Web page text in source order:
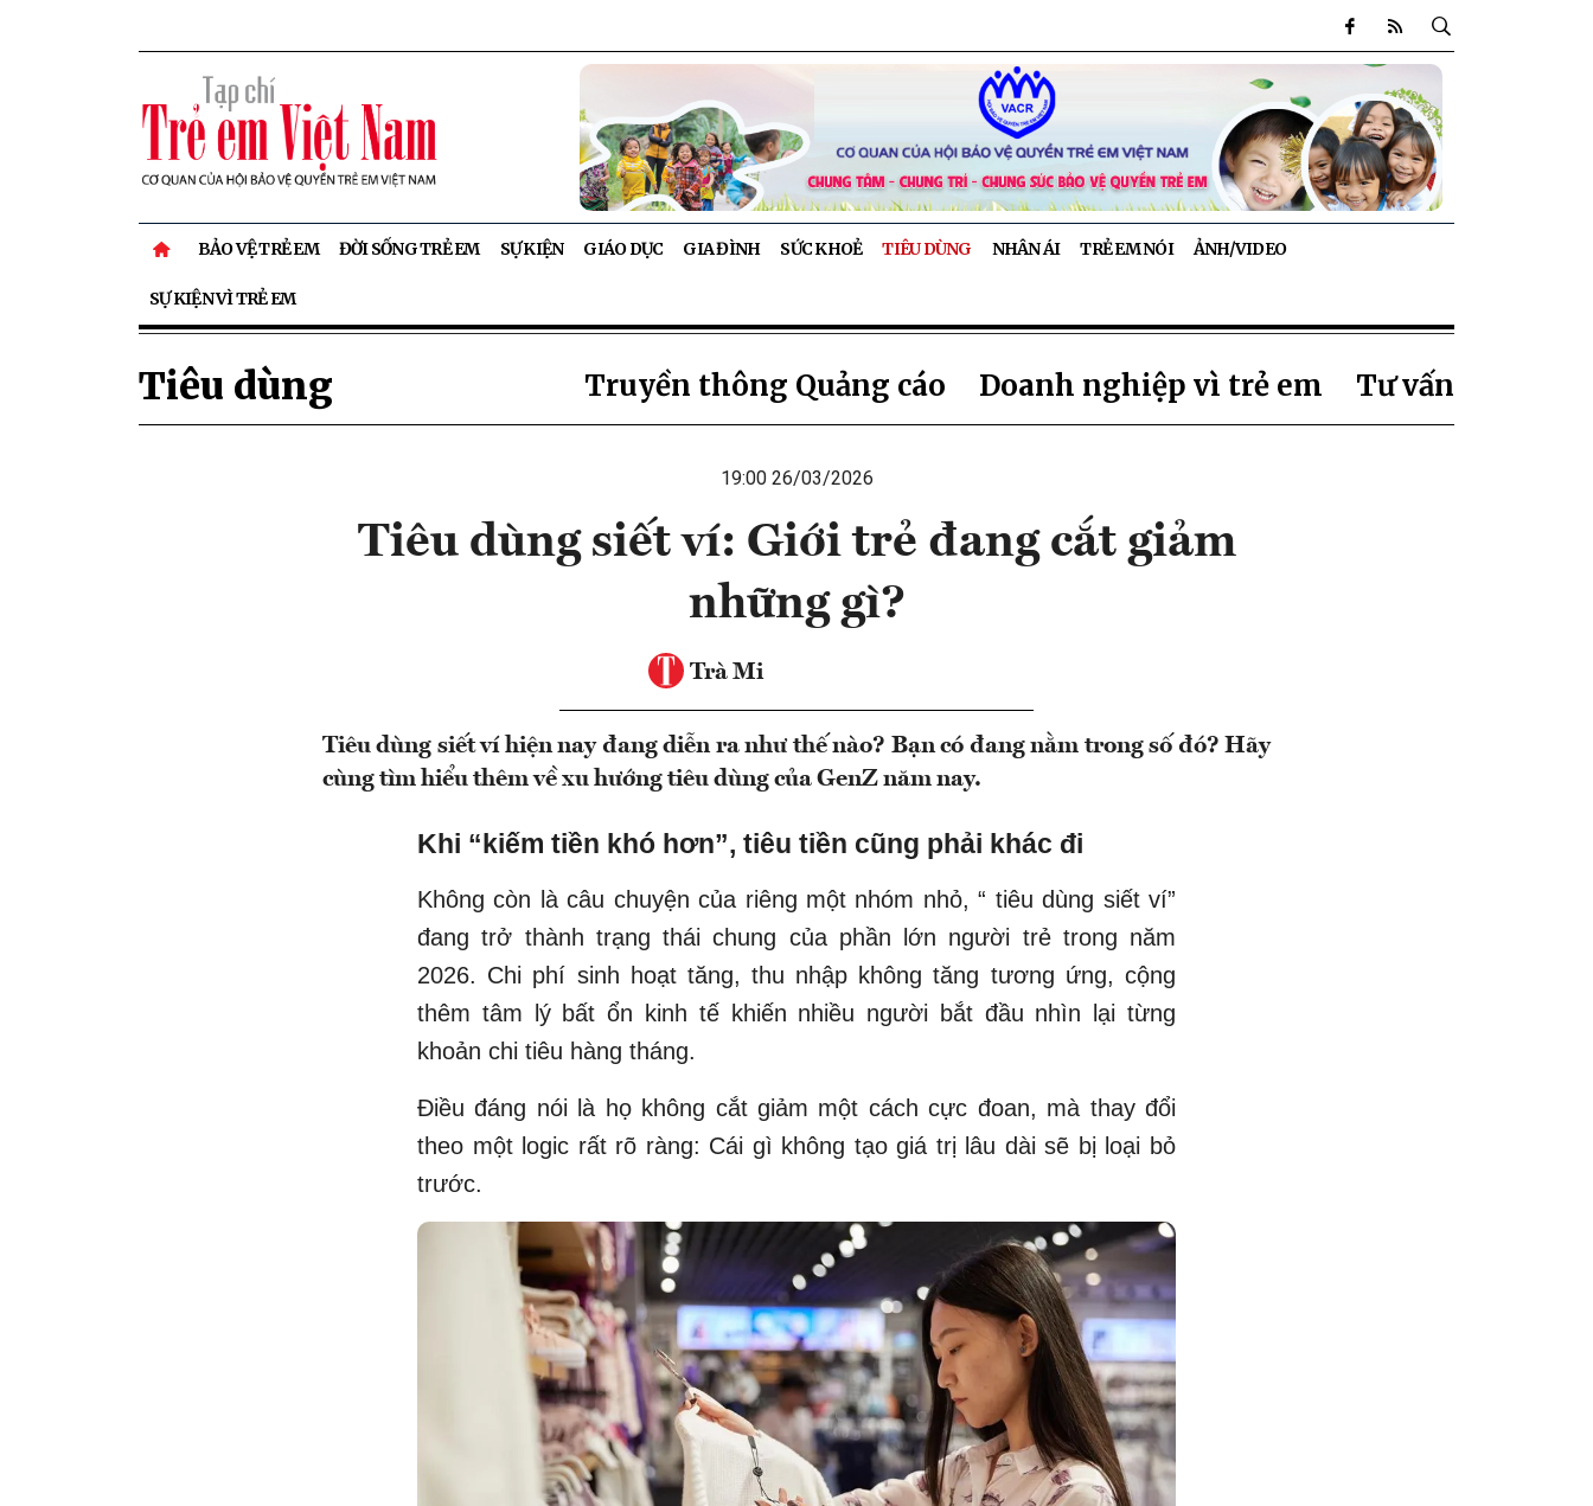
BẢO VỆ TRẺ EM ĐỜI SỐNG TRẺ EM SỰ KIỆN GIÁO DỤC GIA ĐÌNH SỨC KHOẺ TIÊU DÙNG NHÂN ÁI TRẺ EM NÓI ẢNH/VIDEO
SỰ KIỆN VÌ TRẺ EM
Tiêu dùng Truyền thông Quảng cáo Doanh nghiệp vì trẻ em Tư vấn
19:00 26/03/2026
Tiêu dùng siết ví: Giới trẻ đang cắt giảm
những gì?
Trà Mi
Tiêu dùng siết ví hiện nay đang diễn ra như thế nào? Bạn có đang nằm trong số đó? Hãy
cùng tìm hiểu thêm về xu hướng tiêu dùng của GenZ năm nay.
Khi “kiếm tiền khó hơn”, tiêu tiền cũng phải khác đi
Không còn là câu chuyện của riêng một nhóm nhỏ, “ tiêu dùng siết ví”
đang trở thành trạng thái chung của phần lớn người trẻ trong năm
2026. Chi phí sinh hoạt tăng, thu nhập không tăng tương ứng, cộng
thêm tâm lý bất ổn kinh tế khiến nhiều người bắt đầu nhìn lại từng
khoản chi tiêu hàng tháng.
Điều đáng nói là họ không cắt giảm một cách cực đoan, mà thay đổi
theo một logic rất rõ ràng: Cái gì không tạo giá trị lâu dài sẽ bị loại bỏ
trước.